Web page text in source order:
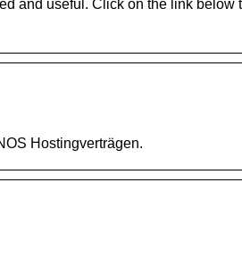
and useful. Click on the link below
Hostingverträgen.